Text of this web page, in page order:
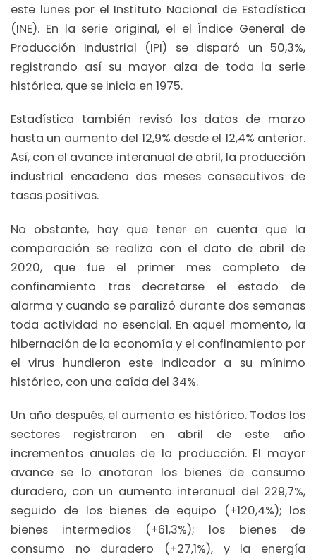
este lunes por el Instituto Nacional de Estadística
(INE). En la serie original, el el Índice General de
Producción Industrial (IPI) se disparó un 50,3%,
registrando así su mayor alza de toda la serie
histórica, que se inicia en 1975.
Estadística también revisó los datos de marzo
hasta un aumento del 12,9% desde el 12,4% anterior.
Así, con el avance interanual de abril, la producción
industrial encadena dos meses consecutivos de
tasas positivas.
No obstante, hay que tener en cuenta que la
comparación se realiza con el dato de abril de
2020, que fue el primer mes completo de
confinamiento tras decretarse el estado de
alarma y cuando se paralizó durante dos semanas
toda actividad no esencial. En aquel momento, la
hibernación de la economía y el confinamiento por
el virus hundieron este indicador a su mínimo
histórico, con una caída del 34%.
Un año después, el aumento es histórico. Todos los
sectores registraron en abril de este año
incrementos anuales de la producción. El mayor
avance se lo anotaron los bienes de consumo
duradero, con un aumento interanual del 229,7%,
seguido de los bienes de equipo (+120,4%); los
bienes intermedios (+61,3%); los bienes de
consumo no duradero (+27,1%), y la energía